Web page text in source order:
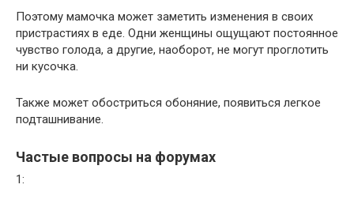
Поэтому мамочка может заметить изменения в своих
пристрастиях в еде. Одни женщины ощущают постоянное
чувство голода, а другие, наоборот, не могут проглотить
ни кусочка.
Также может обостриться обоняние, появиться легкое
подташнивание.
Частые вопросы на форумах
1: